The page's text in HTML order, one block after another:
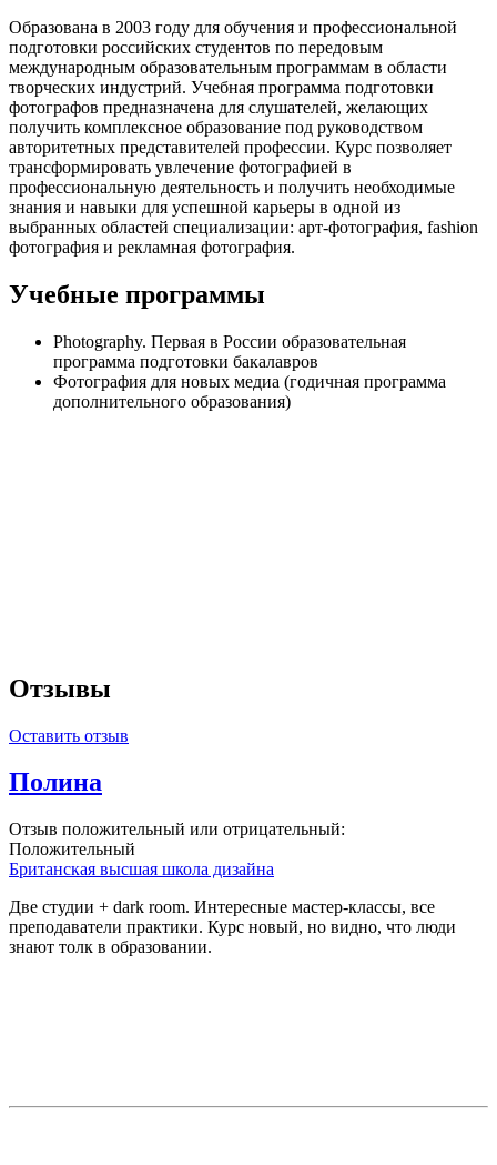
Образована в 2003 году для обучения и профессиональной
подготовки российских студентов по передовым
международным образовательным программам в области
творческих индустрий. Учебная программа подготовки
фотографов предназначена для слушателей, желающих
получить комплексное образование под руководством
авторитетных представителей профессии. Курс позволяет
трансформировать увлечение фотографией в
профессиональную деятельность и получить необходимые
знания и навыки для успешной карьеры в одной из
выбранных областей специализации: арт-фотография, fashion
фотография и рекламная фотография.
Учебные программы
Photography. Первая в России образовательная
программа подготовки бакалавров
Фотография для новых медиа (годичная программа
дополнительного образования)
Отзывы
Оставить отзыв
Полина
Отзыв положительный или отрицательный:
Положительный
Британская высшая школа дизайна
Две студии + dark room. Интересные мастер-классы, все
преподаватели практики. Курс новый, но видно, что люди
знают толк в образовании.